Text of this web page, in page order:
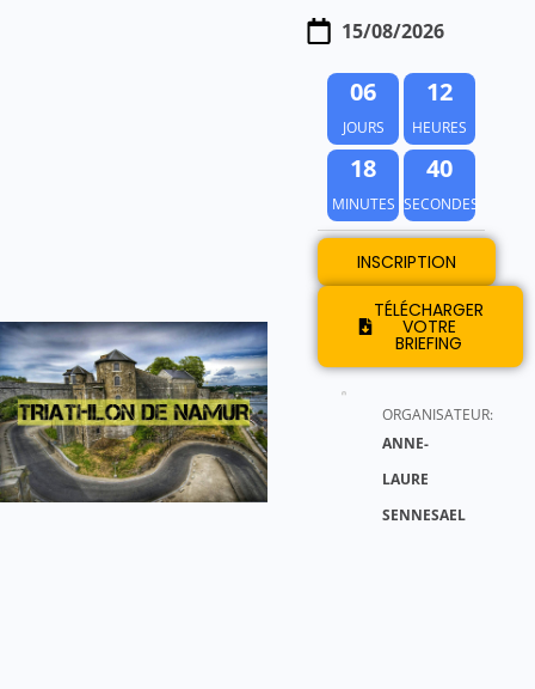
15/08/2026
06
JOURS
12
HEURES
18
MINUTES
38
SECONDES
INSCRIPTION
TÉLÉCHARGER
VOTRE
BRIEFING
ORGANISATEUR:
ANNE-
LAURE
SENNESAEL